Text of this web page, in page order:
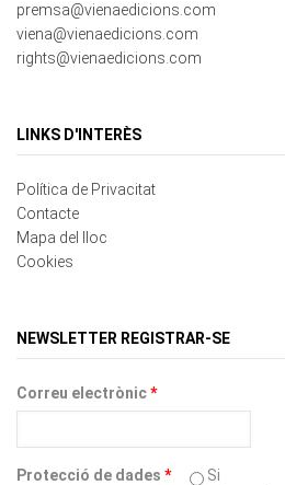
rights@vienaedicions.com
Política de Privacitat
Mapa del lloc
Cookies
Correu electrònic*
13 de Reglament UE 2016/679 del Parlament